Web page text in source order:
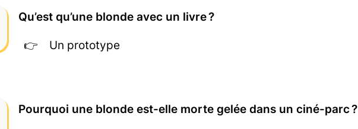
Qu’est qu’une blonde avec un livre ?
Un prototype
Pourquoi une blonde est-elle morte gelée dans un ciné-parc ?